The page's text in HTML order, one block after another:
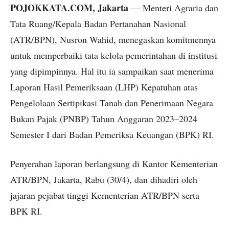
POJOKKATA.COM, Jakarta — Menteri Agraria dan
Tata Ruang/Kepala Badan Pertanahan Nasional
(ATR/BPN), Nusron Wahid, menegaskan komitmennya
untuk memperbaiki tata kelola pemerintahan di institusi
yang dipimpinnya. Hal itu ia sampaikan saat menerima
Laporan Hasil Pemeriksaan (LHP) Kepatuhan atas
Pengelolaan Sertipikasi Tanah dan Penerimaan Negara
Bukan Pajak (PNBP) Tahun Anggaran 2023–2024
Semester I dari Badan Pemeriksa Keuangan (BPK) RI.
Penyerahan laporan berlangsung di Kantor Kementerian
ATR/BPN, Jakarta, Rabu (30/4), dan dihadiri oleh
jajaran pejabat tinggi Kementerian ATR/BPN serta
BPK RI.